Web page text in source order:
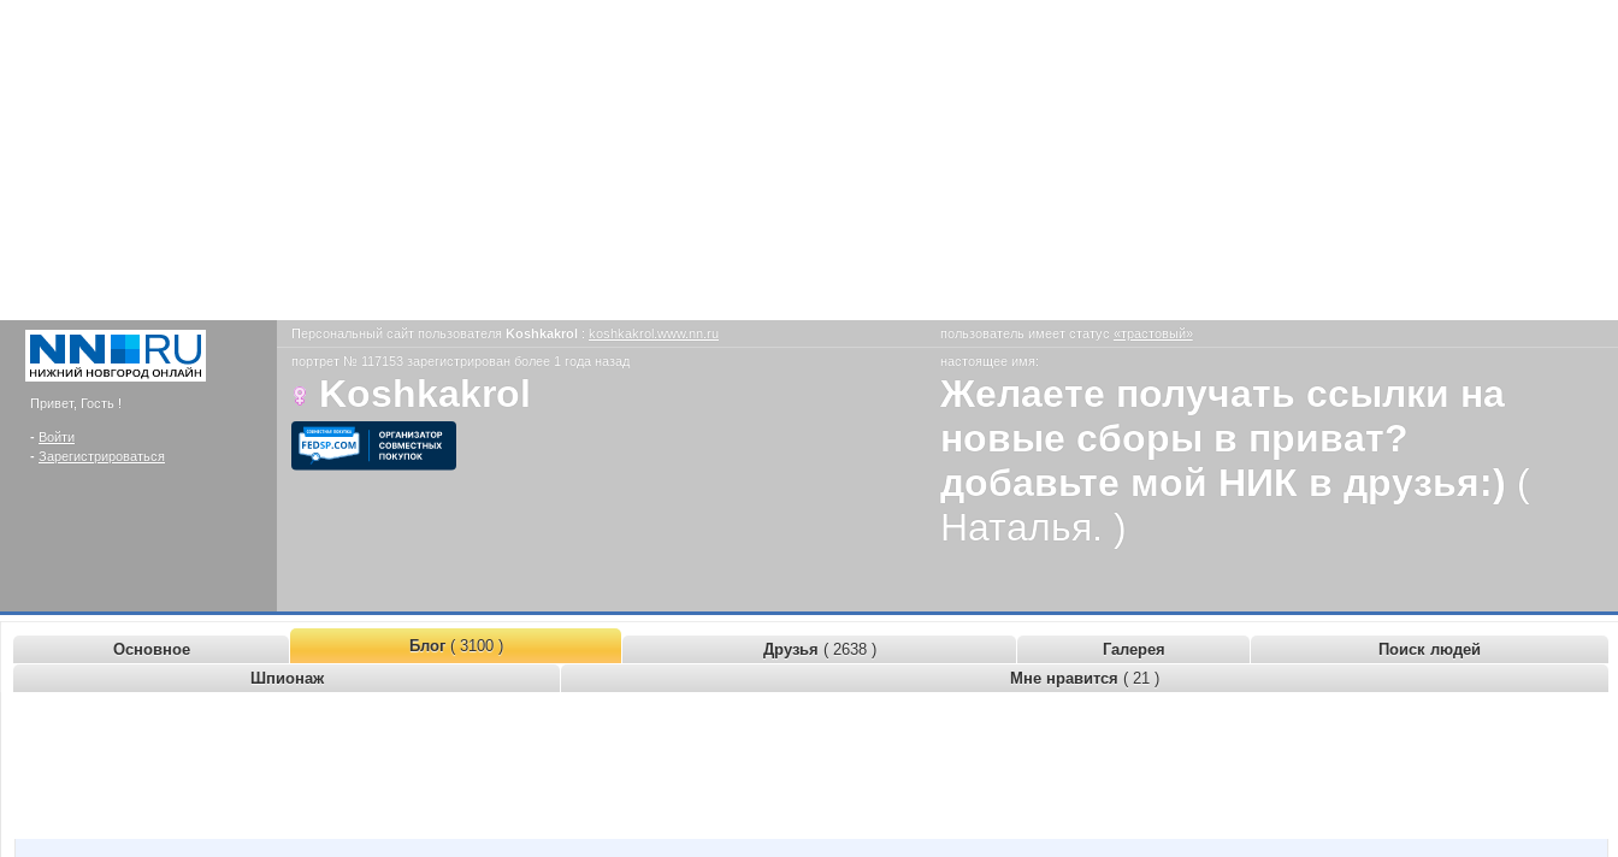
Привет, Гость !
- Войти
- Зарегистрироваться
Персональный сайт пользователя Koshkakrol : koshkakrol.www.nn.ru пользователь имеет статус «трастовый»
портрет № 117153 зарегистрирован более 1 года назад
Koshkakrol
настоящее имя:
Желаете получать ссылки на
новые сборы в приват?
добавьте мой НИК в друзья:) (
Наталья. )
Основное Блог( 3100 ) Друзья ( 2638 ) Галерея
Поиск людей
Шпионаж
Мне нравится ( 21 )